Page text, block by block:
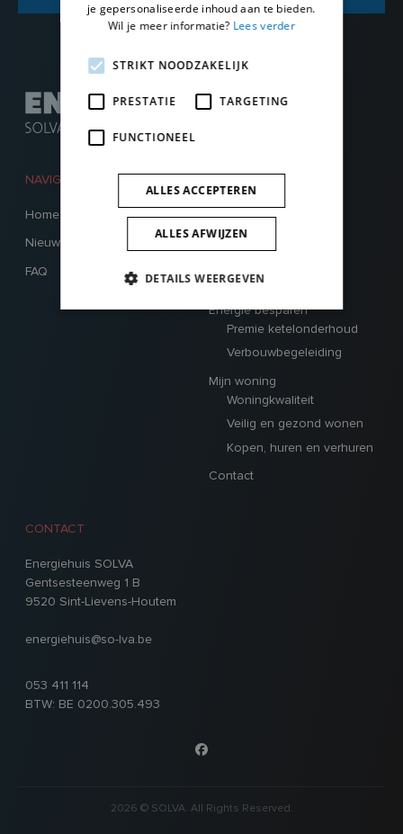
NAVIGATIE
Home
Nieuws
FAQ
HOOFDMENU
Renoveren
Verbouwleningen
Verbouwbegeleiding
Energie besparen
Premie ketelonderhoud
Verbouwbegeleiding
Mijn woning
Woningkwaliteit
Veilig en gezond wonen
Kopen, huren en verhuren
Contact
CONTACT
Energiehuis SOLVA
Gentsesteenweg 1 B
9520 Sint-Lievens-Houtem
energiehuis@so-lva.be
053 411 114
BTW: BE 0200.305.493
2026 © SOLVA. All Rights Reserved.
je gepersonaliseerde inhoud aan te bieden.
Wil je meer informatie? Lees verder
STRIKT NOODZAKELIJK
PRESTATIE TARGETING
FUNCTIONEEL
ALLES ACCEPTEREN
ALLES AFWIJZEN
DETAILS WEERGEVEN